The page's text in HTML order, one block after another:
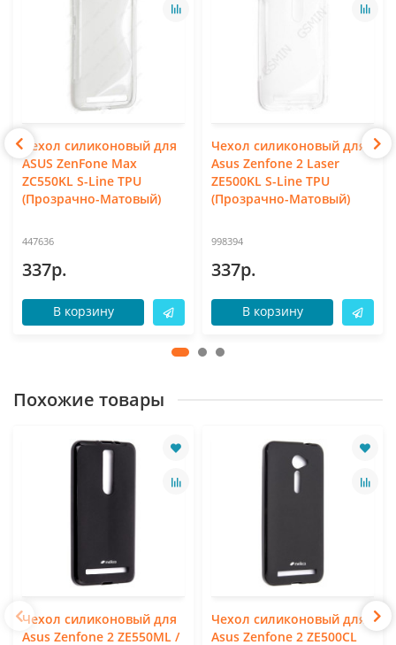
Чехол силиконовый для
ASUS ZenFone Max
ZC550KL S-Line TPU
(Прозрачно-Матовый)
447636
337р.
В корзину
Чехол силиконовый для
Asus Zenfone 2 Laser
ZE500KL S-Line TPU
(Прозрачно-Матовый)
998394
337р.
В корзину
Похожие товары
Чехол силиконовый для
Asus Zenfone 2 ZE550ML /
Чехол силиконовый для
Asus Zenfone 2 ZE500CL